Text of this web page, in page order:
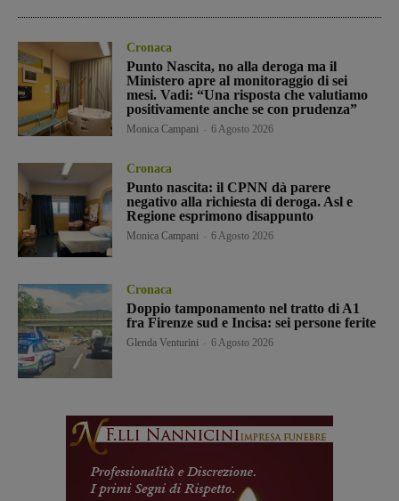
Cronaca
Punto Nascita, no alla deroga ma il
Ministero apre al monitoraggio di sei
mesi. Vadi: “Una risposta che valutiamo
positivamente anche se con prudenza”
Monica Campani 6 Agosto 2026
Cronaca
Punto nascita: il CPNN dà parere
negativo alla richiesta di deroga. Asl e
Regione esprimono disappunto
Monica Campani 6 Agosto 2026
Cronaca
Doppio tamponamento nel tratto di A1
fra Firenze sud e Incisa: sei persone ferite
Glenda Venturini 6 Agosto 2026